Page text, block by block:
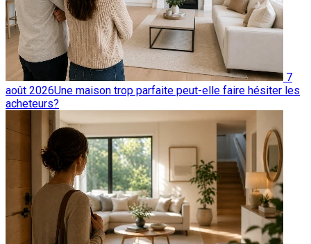
7
août 2026Une maison trop parfaite peut-elle faire hésiter les
acheteurs?